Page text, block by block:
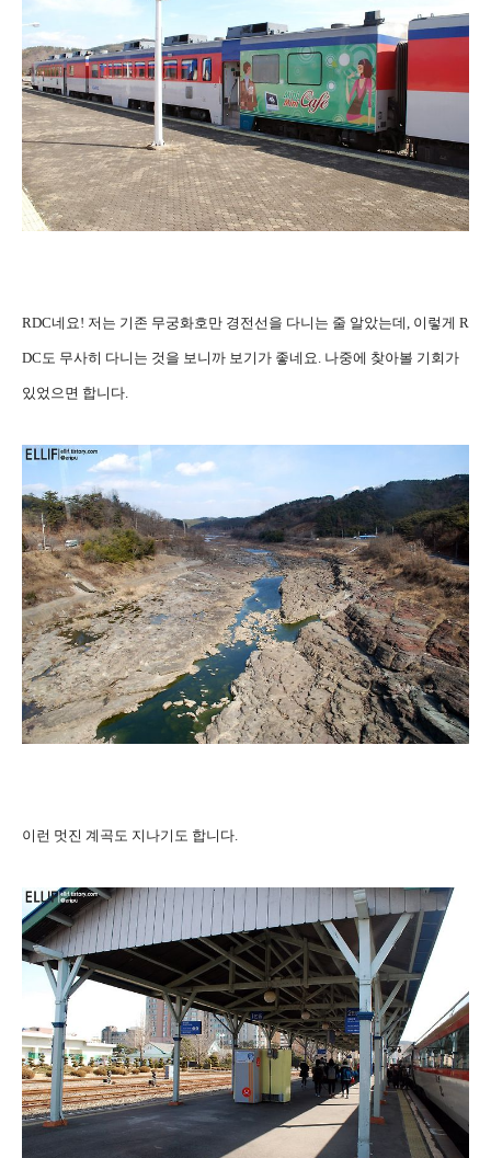
RDC네요! 저는 기존 무궁화호만 경전선을 다니는 줄 알았는데, 이렇게 R
DC도 무사히 다니는 것을 보니까 보기가 좋네요. 나중에 찾아볼 기회가
있었으면 합니다.
이런 멋진 계곡도 지나기도 합니다.